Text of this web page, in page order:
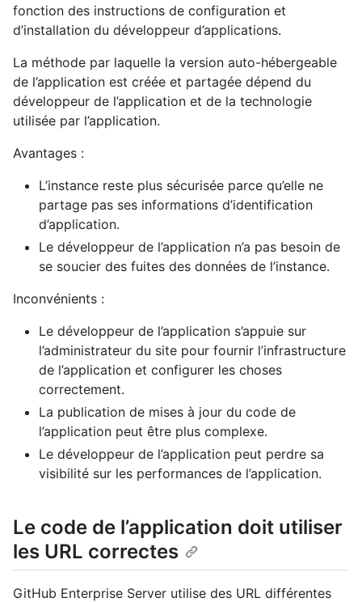
fonction des instructions de configuration et
d’installation du développeur d’applications.
La méthode par laquelle la version auto-hébergeable
de l’application est créée et partagée dépend du
développeur de l’application et de la technologie
utilisée par l’application.
Avantages :
L’instance reste plus sécurisée parce qu’elle ne
partage pas ses informations d’identification
d’application.
Le développeur de l’application n’a pas besoin de
se soucier des fuites des données de l’instance.
Inconvénients :
Le développeur de l’application s’appuie sur
l’administrateur du site pour fournir l’infrastructure
de l’application et configurer les choses
correctement.
La publication de mises à jour du code de
l’application peut être plus complexe.
Le développeur de l’application peut perdre sa
visibilité sur les performances de l’application.
Le code de l’application doit utiliser
les URL correctes
GitHub Enterprise Server utilise des URL différentes